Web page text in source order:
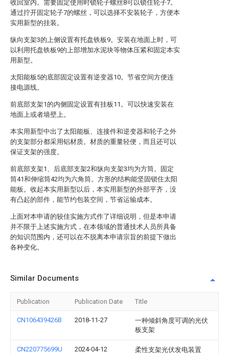
收回室内。需要固定使用时锁轮子螺丝8可以锁住轮子7。
通过拧开固定轮子7的螺丝，可以选择不安装轮子，方便本
实用新型的挂装。
纵向支架3的上侧设置有托盘铁板9。安装在地面上时，可
以利用托盘铁板9的上部增加水泥块等物体压紧和固定本实
用新型。
太阳能板5的底部固定设置有逆变器10。节省空间方便连
接电源线。
前底部支架1的内侧固定设置有挂板11。可以快速安装在
地面上或者墙壁上。
本实用新型中出了太阳能板、连接件和逆变器和轮子之外
的支架部分都采用铝材质。材质的重量轻便，而且还可以
保证支架的强度。
前底部支架1、后底部支架2和纵向支架3均为方筒。固定
筒41和伸缩筒42均为六角筒。方形的结构能坚固锁住太阳
能板。收起本实用新型以后，本实用新型的外部平齐，没
有凸起的部件，能节约包装空间，节省运输成本。
上面对本申请的较佳实施方式作了详细说明，但是本申请
并不限于上述实施方式，在本领域的普通技术人员所具备
的知识范围内，还可以在不脱离本申请宗旨的前提下做出
各种变化。
Similar Documents
Publication Publication Date Title
CN106439426B 2018-11-27
一种倾斜角度可调的光伏
板支架
CN220775699U 2024-04-12 柔性支架光伏发电装置